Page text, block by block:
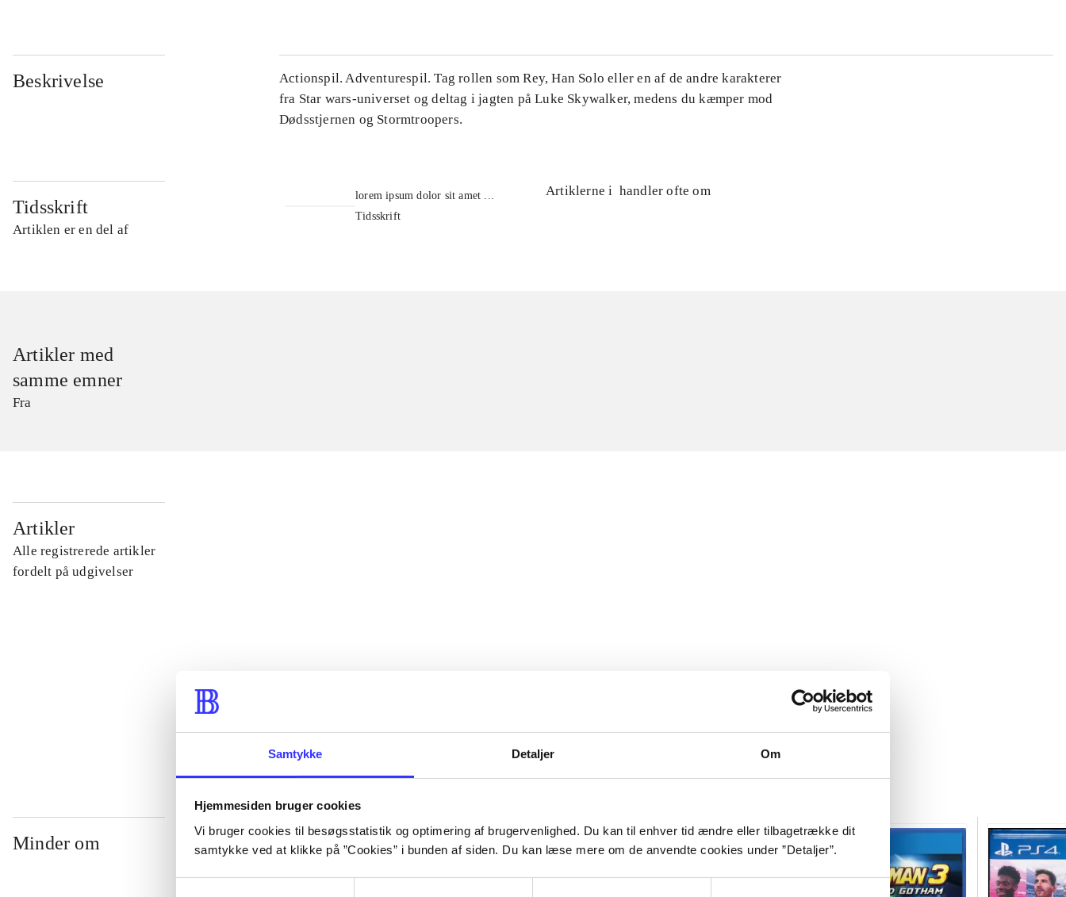
Samtykke Detaljer Om
Hjemmesiden bruger cookies
Vi bruger cookies til besøgsstatistik og optimering af brugervenlighed. Du kan til enhver tid ændre eller tilbagetrække dit
samtykke ved at klikke på ”Cookies” i bunden af siden. Du kan læse mere om de anvendte cookies under ”Detaljer”.
Beskrivelse
Actionspil. Adventurespil. Tag rollen som Rey, Han Solo eller en af de andre karakterer
fra Star wars-universet og deltag i jagten på Luke Skywalker, medens du kæmper mod
Dødsstjernen og Stormtroopers.
Tidsskrift
Artiklen er en del af
lorem ipsum dolor sit amet ...
Tidsskrift
Artiklerne i handler ofte om
Artikler med
samme emner
Fra
Artikler
Alle registrerede artikler
fordelt på udgivelser
Minder om